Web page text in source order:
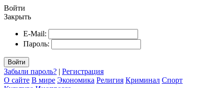
Войти
Закрыть
E-Mail:
Пароль:
Войти
Забыли пароль? | Регистрация
О сайте В мире Экономика Религия Криминал Спорт